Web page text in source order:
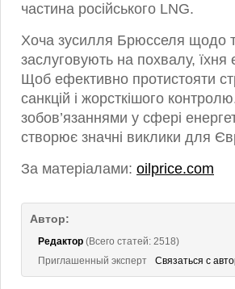
частина російського LNG.
Хоча зусилля Брюсселя щодо
заслуговують на похвалу,
Щоб ефективно протистояти
санкцій і жорсткішого
зобов’язаннями у сфері
створює значні виклики для
За матеріалами: oilprice.com
Автор:
Редактор (Всего статей: 2518)
Приглашенный эксперт
Связаться с